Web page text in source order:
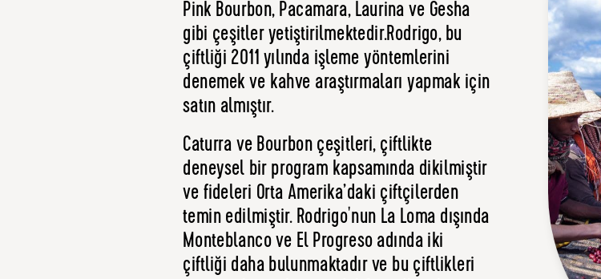
Pink Bourbon, Pacamara, Laurina ve Gesha
gibi çeşitler yetiştirilmektedir.Rodrigo, bu
çiftliği 2011 yılında işleme yöntemlerini
denemek ve kahve araştırmaları yapmak için
satın almıştır.
Caturra ve Bourbon çeşitleri, çiftlikte
deneysel bir program kapsamında dikilmiştir
ve fideleri Orta Amerika’daki çiftçilerden
temin edilmiştir. Rodrigo'nun La Loma dışında
Monteblanco ve El Progreso adında iki
çiftliği daha bulunmaktadır ve bu çiftlikleri